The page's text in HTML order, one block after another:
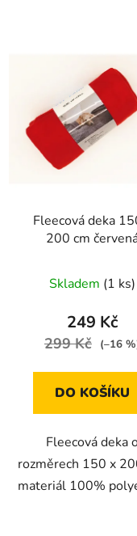
Fleecová deka
200 cm
Skladem (1 ks)
249 Kč
299 Kč (–16
DO KOŠÍKU
Fleecová deka
rozměrech 150 x
materiál 100%